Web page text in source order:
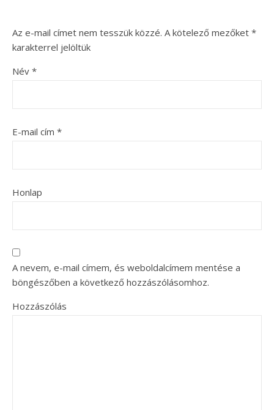
Az e-mail címet nem tesszük közzé. A kötelező mezőket *
karakterrel jelöltük
Név *
E-mail cím *
Honlap
A nevem, e-mail címem, és weboldalcímem mentése a
böngészőben a következő hozzászólásomhoz.
Hozzászólás